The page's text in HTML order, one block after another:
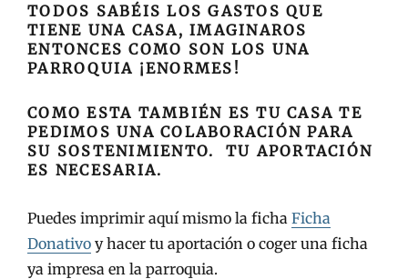
TODOS SABÉIS LOS GASTOS QUE
TIENE UNA CASA, IMAGINAROS
ENTONCES COMO SON LOS UNA
PARROQUIA ¡ENORMES!
COMO ESTA TAMBIÉN ES TU CASA TE
PEDIMOS UNA COLABORACIÓN PARA
SU SOSTENIMIENTO. TU APORTACIÓN
ES NECESARIA.
Puedes imprimir aquí mismo la ficha Ficha
Donativo y hacer tu aportación o coger una ficha
ya impresa en la parroquia.